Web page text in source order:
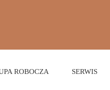
ROBOCZA SERWIS